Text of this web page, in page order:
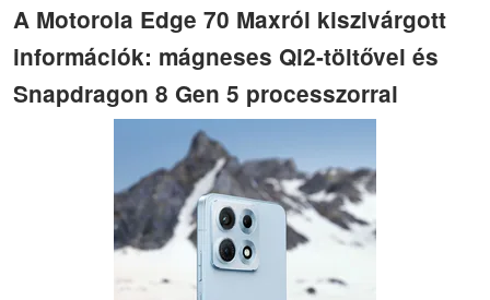
A Motorola Edge 70 Maxról kiszivárgott
információk: mágneses Qi2-töltővel és
Snapdragon 8 Gen 5 processzorral